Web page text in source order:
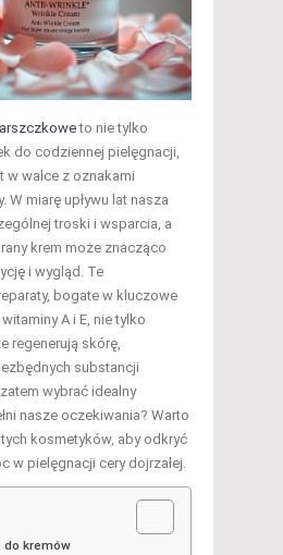
to nie tylko
do codziennej pielęgnacji,
w walce z oznakami
W miarę upływu lat nasza
troski i wsparcia, a
krem może znacząco
i wygląd. Te
bogate w kluczowe
A i E, nie tylko
regenerują skórę,
substancji
wybrać idealny
nasze oczekiwania? Warto
kosmetyków, aby odkryć
w pielęgnacji cery dojrzałej.
do kremów